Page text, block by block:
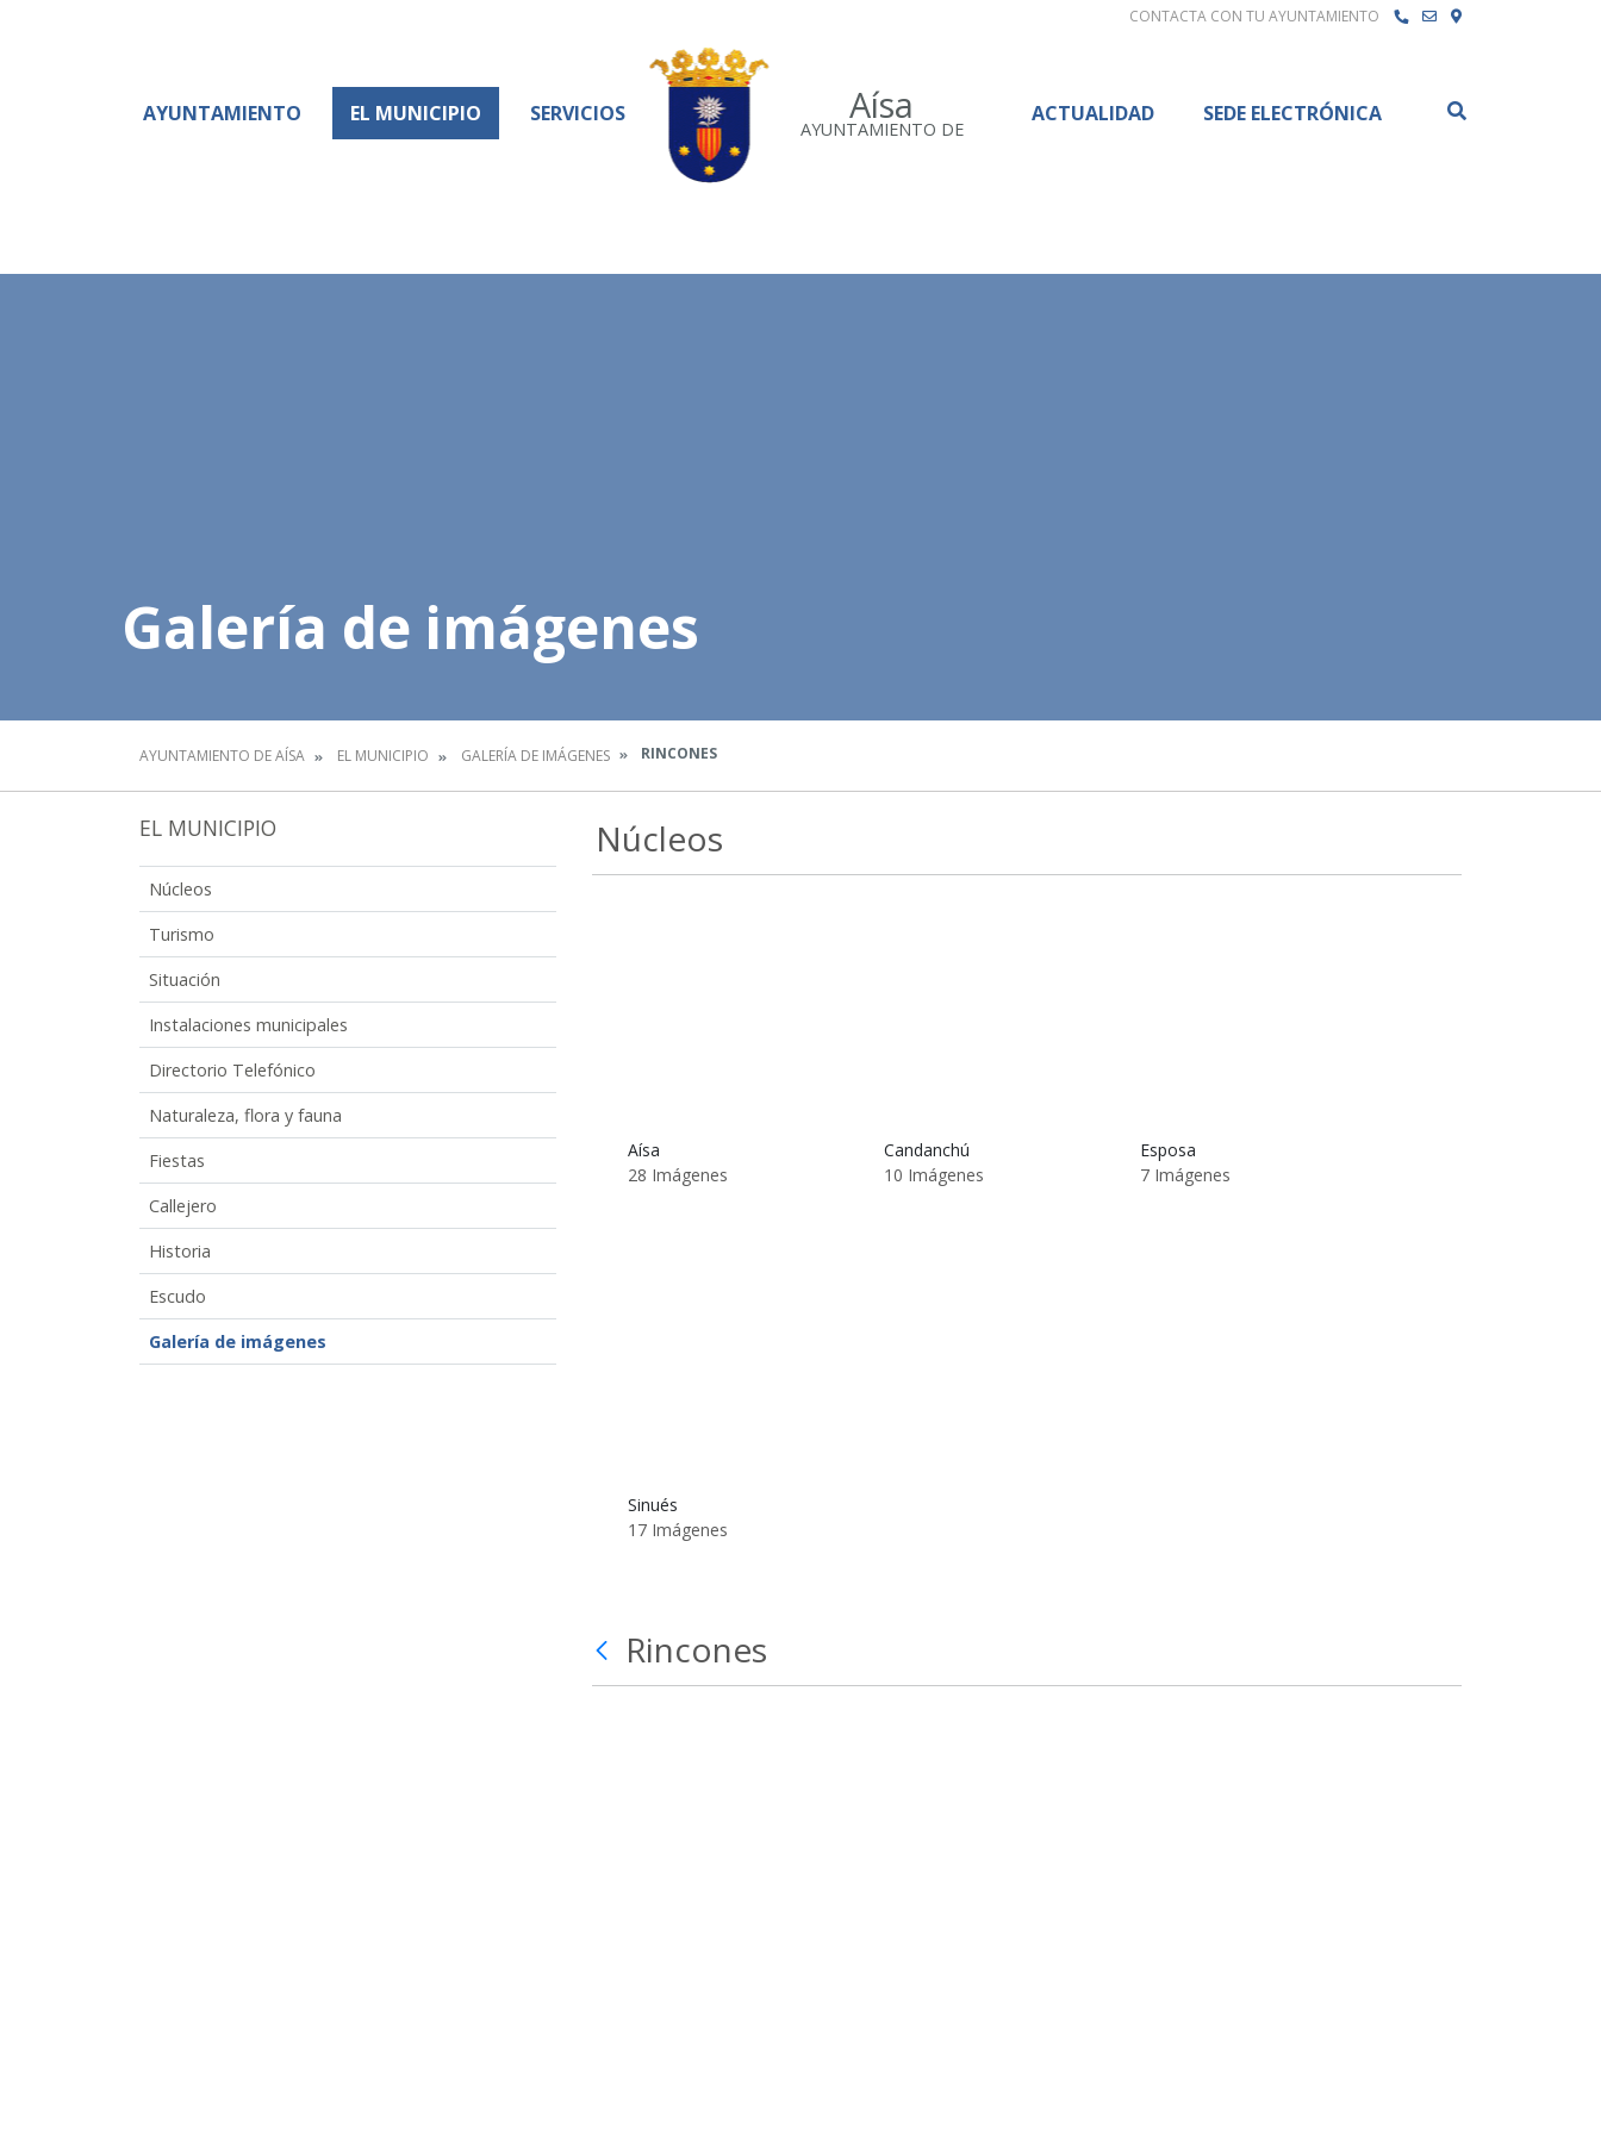
CONTACTA CON TU AYUNTAMIENTO
Aísa
AYUNTAMIENTO DE
AYUNTAMIENTO EL MUNICIPIO SERVICIOS ACTUALIDAD SEDE ELECTRÓNICA
Galería de imágenes
AYUNTAMIENTO DE AÍSA EL MUNICIPIO GALERÍA DE IMÁGENES RINCONES
EL MUNICIPIO
Núcleos
Turismo
Situación
Instalaciones municipales
Directorio Telefónico
Naturaleza, flora y fauna
Fiestas
Callejero
Historia
Escudo
Galería de imágenes
Núcleos
Aísa
28 Imágenes
Candanchú
10 Imágenes
Esposa
7 Imágenes
Sinués
17 Imágenes
Rincones